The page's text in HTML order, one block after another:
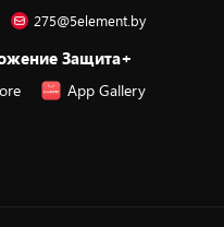
275@5element.by
Защита+
App Gallery